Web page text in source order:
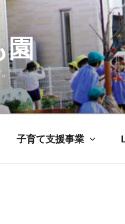
園
子育て支援事業